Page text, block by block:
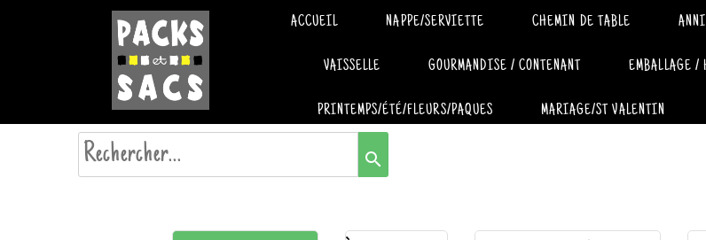
ACCUEIL NAPPE/SERVIETTE CHEMIN DE TABLE
VAISSELLE GOURMANDISE / CONTENANT EMBALLAGE /
PRINTEMPS/ÉTÉ/FLEURS/PAQUES MARIAGE/ST VALENTIN
search